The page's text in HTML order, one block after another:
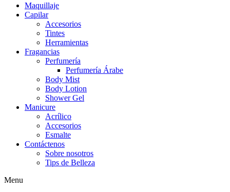
Maquillaje
Capilar
Accesorios
Tintes
Herramientas
Fragancias
Perfumería
Perfumería Árabe
Body Mist
Body Lotion
Shower Gel
Manicure
Acrílico
Accesorios
Esmalte
Contáctenos
Sobre nosotros
Tips de Belleza
Menu